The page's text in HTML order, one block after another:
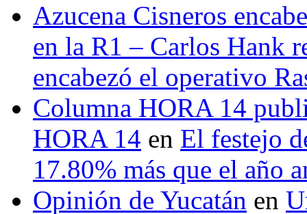
Azucena Cisneros
en la R1 – Carlos Hank
encabezó el operativo
Columna HORA 14
HORA 14 en El festejo
17.80% más que el año
Opinión de Yucatán en